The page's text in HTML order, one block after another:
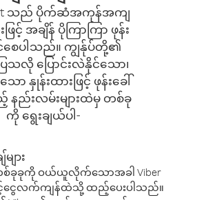
သည် ပိုက်ဆံအကုန်အကျ
ြင့် အချိန် ပိုကြာကြာ ဖုန်း
င်စေပါသည်။ ကျွန်ုပ်တို့၏
သလို ပြောင်းလဲနိုင်သော၊
နှုန်းထားဖြင့် ဖုန်းခေါ်
ည်းလမ်းများထဲမှ တစ်ခု
ကို ရွေးချယ်ပါ-
ျား
ခုခုကို ဝယ်ယူလိုက်သောအခါ Viber
ငွေလက်ကျန်ထဲသို့ ထည့်ပေးပါသည်။